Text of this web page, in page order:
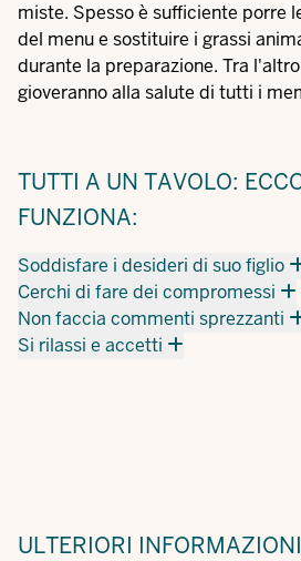
miste. Spesso è sufficiente porre
del menu e sostituire i grassi
durante la preparazione. Tra
gioveranno alla salute di tutti i
TUTTI A UN TAVOLO:
FUNZIONA:
Soddisfare i desideri di suo figlio
Cerchi di fare dei compromessi
Non faccia commenti sprezzanti
Si rilassi e accetti
ULTERIORI INFORMAZIONI